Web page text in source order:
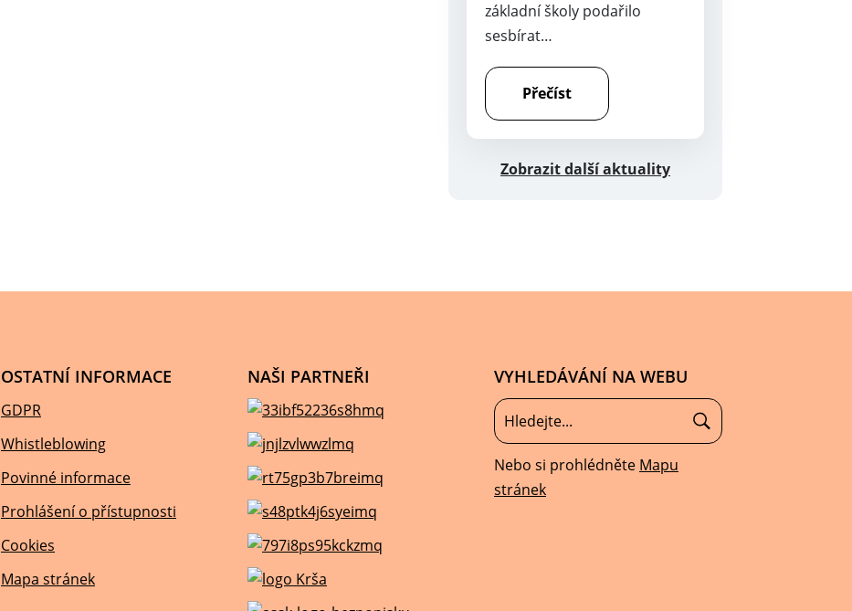
základní školy podařilo
sesbírat…
Přečíst
Zobrazit další aktuality
OSTATNÍ INFORMACE
GDPR
Whistleblowing
Povinné informace
Prohlášení o přístupnosti
Cookies
Mapa stránek
NAŠI PARTNEŘI VYHLEDÁVÁNÍ NA WEBU
Nebo si prohlédněte Mapu
stránek